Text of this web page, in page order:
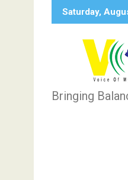
Saturday,
Bringing